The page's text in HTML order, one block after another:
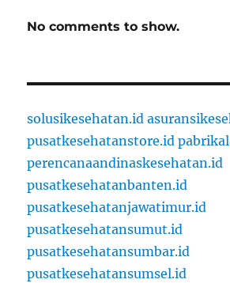
No comments to show.
solusikesehatan.id
pusatkesehatanstore.id
perencanaandinaskesehatan.id
pusatkesehatanbanten.id
pusatkesehatanjawatimur.id
pusatkesehatansumut.id
pusatkesehatansumbar.id
pusatkesehatansumsel.id